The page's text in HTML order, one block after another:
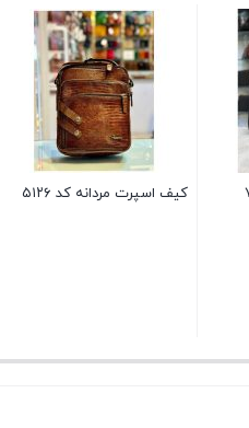
کیف اسپرت مردانه کد ۵۱۲۶